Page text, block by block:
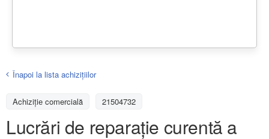
Înapoi la lista achiziţiilor
Achizițiе comercială 21504732
Lucrări de reparație curentă a